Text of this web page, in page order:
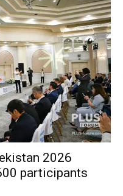
2026
participants